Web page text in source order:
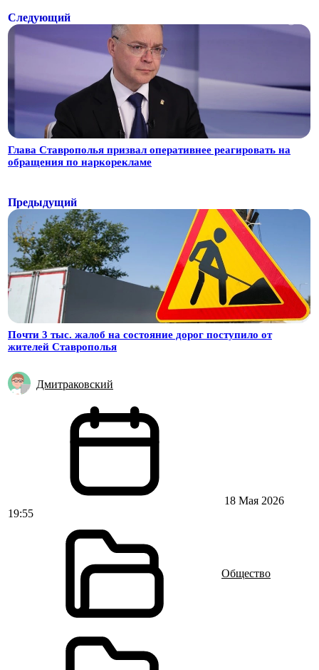
Следующий
Глава Ставрополья призвал оперативнее реагировать на
обращения по наркорекламе
Предыдущий
Почти 3 тыс. жалоб на состояние дорог поступило от
жителей Ставрополья
Дмитраковский
18 Мая 2026
19:55
Общество